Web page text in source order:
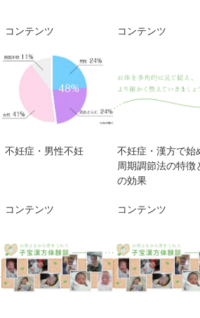
コンテンツ
不妊症・男性不妊
コンテンツ
不妊症・漢方で始
周期調節法の特徴
の効果
コンテンツ コンテンツ